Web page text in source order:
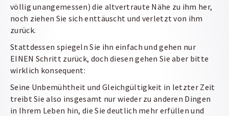
völlig unangemessen) die altvertraute Nähe zu ihm her,
noch ziehen Sie sich enttäuscht und verletzt von ihm
zurück.
Stattdessen spiegeln Sie ihn einfach und gehen nur
EINEN Schritt zurück, doch diesen gehen Sie aber bitte
wirklich konsequent:
Seine Unbemühtheit und Gleichgültigkeit in letzter Zeit
treibt Sie also insgesamt nur wieder zu anderen Dingen
in Ihrem Leben hin, die Sie deutlich mehr erfüllen und